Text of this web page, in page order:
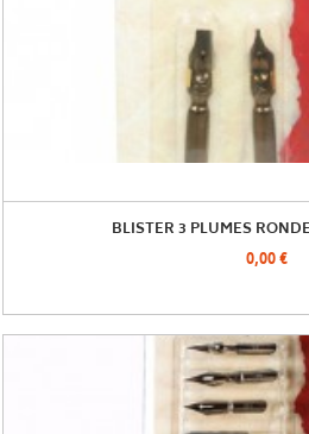
BLISTER 3 PLUMES
0,00 €